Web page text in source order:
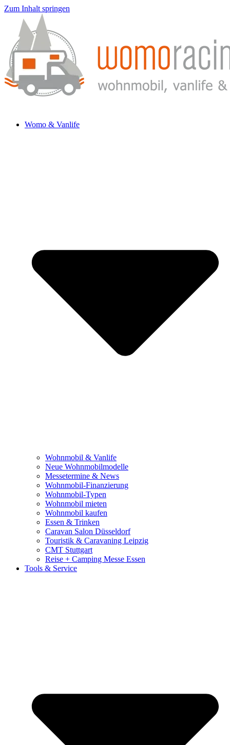
Zum Inhalt springen
Womo & Vanlife
Wohnmobil & Vanlife
Neue Wohnmobilmodelle
Messetermine & News
Wohnmobil-Finanzierung
Wohnmobil-Typen
Wohnmobil mieten
Wohnmobil kaufen
Essen & Trinken
Caravan Salon Düsseldorf
Touristik & Caravaning Leipzig
CMT Stuttgart
Reise + Camping Messe Essen
Tools & Service